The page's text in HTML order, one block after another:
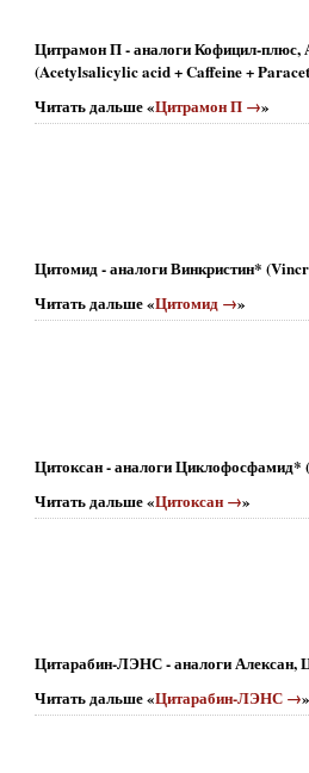
Цитрамон П - аналоги Кофицил-плюс,
(Acetylsalicylic acid + Caffeine +
Читать дальше «Цитрамон П →»
Цитомид - аналоги Винкристин*
Читать дальше «Цитомид →»
Цитоксан - аналоги
Читать дальше «Цитоксан →»
Цитарабин-ЛЭНС - аналоги Алексан,
Читать дальше «Цитарабин-ЛЭНС →»